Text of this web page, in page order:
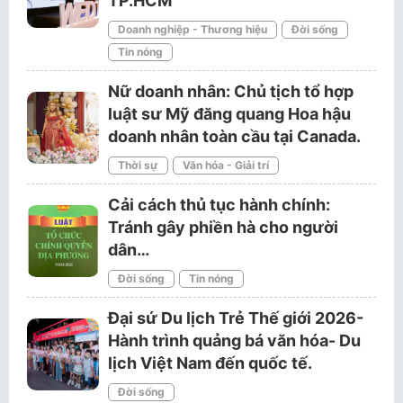
Doanh nghiệp - Thương hiệu
Đời sống
Tin nóng
Nữ doanh nhân: Chủ tịch tổ hợp
luật sư Mỹ đăng quang Hoa hậu
doanh nhân toàn cầu tại Canada.
Thời sự Văn hóa - Giải trí
Cải cách thủ tục hành chính:
Tránh gây phiền hà cho người
dân…
Đời sống Tin nóng
Đại sứ Du lịch Trẻ Thế giới 2026-
Hành trình quảng bá văn hóa- Du
lịch Việt Nam đến quốc tế.
Đời sống